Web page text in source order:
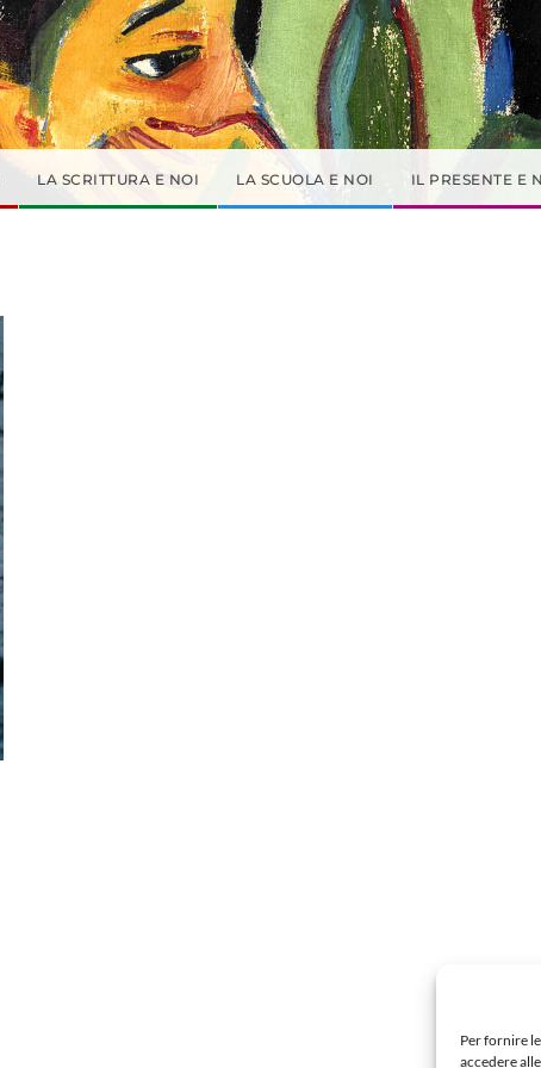
Per fornire
accedere
LA SCRITTURA E NOI LA SCUOLA E NOI IL PRESENTE E